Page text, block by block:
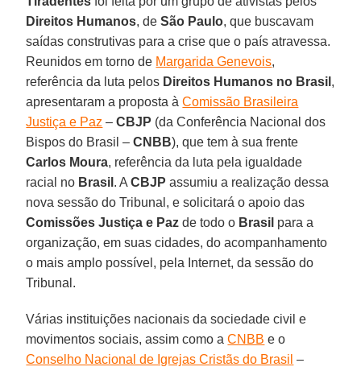
Direitos Humanos, deSão Paulo, que buscavam
saídas construtivas para a crise que o país atravessa.
Reunidos em torno de Margarida Genevois,
referência da luta pelos Direitos Humanos no Brasil ,
apresentaram a proposta àComissão Brasileira
Justiça e Paz –CBJP (da Conferência Nacional dos
Bispos do Brasil –CNBB), que tem à sua frente
Carlos Moura, referência da luta pela igualdade
racial no Brasil . ACBJP assumiu a realização dessa
nova sessão do Tribunal, e solicitará o apoio das
Comissões Justiça e Paz de todo o Brasil para a
organização, em suas cidades, do acompanhamento
o mais amplo possível, pela Internet, da sessão do
Tribunal.
Várias instituições nacionais da sociedade civil e
movimentos sociais, assim como aCNBB e o
Conselho Nacional de Igrejas Cristãs do Brasil –